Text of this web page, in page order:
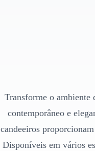
Transforme o ambiente
contemporâneo e
candeeiros
Disponíveis em vários